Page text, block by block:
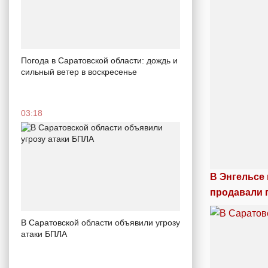
Погода в Саратовской области: дождь и
сильный ветер в воскресенье
03:18
В Саратовской области объявили угрозу
атаки БПЛА
В
продавали